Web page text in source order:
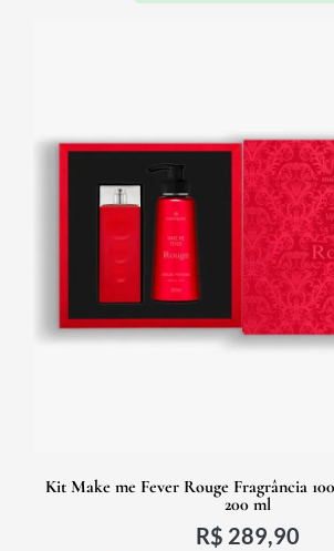
Kit Make me Fever Rouge Fragrância
200 ml
R$ 289,90